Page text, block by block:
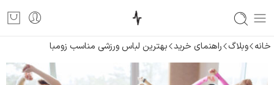
خانه وبلاگ راهنمای خرید بهترین لباس ورزشی مناسب زومبا